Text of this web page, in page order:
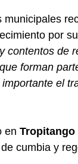
por
contentos de
forman
el
en Tropitango
cumbia y